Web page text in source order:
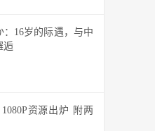
：16岁的际遇，与中
逅
1080P资源出炉 附两